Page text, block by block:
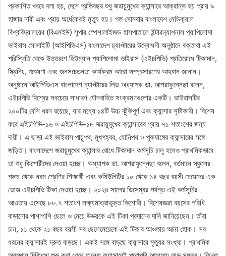
প্রকাশিত খবরে বলা হয়, দেশে প্রতিবছর শুধু জরায়ুমুখের ক্যান্সারে আক্রান্ত হয় প্রায় ৯
হাজার নারী এবং প্রায় অর্ধেকেরই মৃত্যু হয়। গত সোমবার বাংলাদেশ মেডিক্যাল
বিশ্ববিদ্যালয়ের (বিএমইউ) সুপার স্পেশালাইজড হাসপাতালে ইন্টারন্যাশনাল প্যাপিলোমা
ভাইরাস সোসাইটি (আইপিভিএস) বাংলাদেশ চ্যাপ্টারের উদ্বোধনী অনুষ্ঠানে বক্তারা এই
পরিস্থিতি থেকে উত্তরণে হিউম্যান প্যাপিলোমা ভাইরাস (এইচপিভি) প্রতিরোধে টিকাদান,
স্ক্রিনিং, গবেষণা এবং জনসচেতনতা কার্যক্রম আরো সম্প্রসারণের আহবান জানান।
অনুষ্ঠানে আইপিভিএস বাংলাদেশ চ্যাপ্টারের লিড অধ্যাপক ডা. আশরাফুন্নেছা বলেন,
এইচপিভি বিশ্বের সবচেয়ে সাধারণ যৌনবাহিত সংক্রমণগুলোর একটি। ভাইরাসটির
২০০টির বেশি ধরন রয়েছে, যার মধ্যে ১৪টি উচ্চ ঝুঁকিপূর্ণ এবং ক্যান্সার সৃষ্টিকারী। বিশেষ
করে এইচপিভি-১৬ ও এইচপিভি-১৮ জরায়ুমুখের ক্যান্সারের প্রায় ৭১ শতাংশের জন্য
দায়ী। এ ছাড়া এই ভাইরাস পায়ুপথ, মুখগহ্বর, যোনিপথ ও পুরুষাঙ্গের ক্যান্সারের সঙ্গে
জড়িত। বাংলাদেশে জরায়ুমুখের ক্যান্সার রোধে টিকাদান কর্মসূচি চালু হলেও প্রাথমিকভাবে
তা শুধু কিশোরীদের দেওয়া হচ্ছে। অধ্যাপক ডা. আশরাফুন্নেছা বলেন, বর্তমানে স্কুলের
পঞ্চম থেকে নবম শ্রেণির শিক্ষার্থী এবং কমিউনিটির ১০ থেকে ১৪ বছর বয়সী মেয়েদের এক
ডোজ এইচপিভি টিকা দেওয়া হচ্ছে। ২০২৪ সালের ডিসেম্বর পর্যন্ত এই কর্মসূচির
আওতায় এসেছে ৮৮.৭ শতাংশ লক্ষ্যমাত্রাভুক্ত কিশোরী। বিশেষজ্ঞরা বয়সের পরিধি
বাড়ানোর পাশাপাশি ছেলে ও মেয়ে উভয়কে এই টিকা প্রদানের দাবি জানিয়েছেন। তাঁরা
চান, ১১ থেকে ২১ বছর বয়সী সব ছেলেমেয়েকে এই টিকার আওতায় আনা হোক। সব
ধরনের ক্যান্সারই দ্রুত বাড়ছে। একই সঙ্গে বাড়ছে ক্যান্সারে মৃত্যুর সংখ্যা। প্রাথমিক